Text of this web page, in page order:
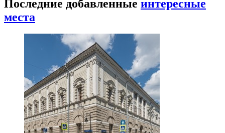
Последние добавленные интересные
места